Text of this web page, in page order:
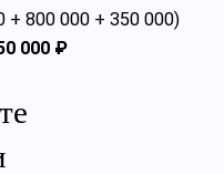
+ 800 000 + 350 000)
000 ₽